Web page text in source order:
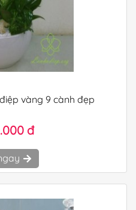
vàng 9 cành đẹp
đ